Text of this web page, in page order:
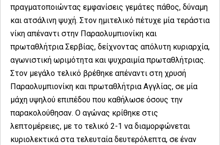
πραγματοποιώντας εμφανίσεις γεμάτες πάθος, δύναμη
και ατσάλινη ψυχή. Στον ημιτελικό πέτυχε μία τεράστια
νίκη απέναντι στην Παραολυμπιονίκη και
πρωταθλήτρια Σερβίας, δείχνοντας απόλυτη κυριαρχία,
αγωνιστική ωριμότητα και ψυχραιμία πρωταθλήτριας.
Στον μεγάλο τελικό βρέθηκε απέναντι στη χρυσή
Παραολυμπιονίκη και πρωταθλήτρια Αγγλίας, σε μία
μάχη υψηλού επιπέδου που καθήλωσε όσους την
παρακολούθησαν. Ο αγώνας κρίθηκε στις
λεπτομέρειες, με το τελικό 2-1 να διαμορφώνεται
κυριολεκτικά στα τελευταία δευτερόλεπτα, σε έναν